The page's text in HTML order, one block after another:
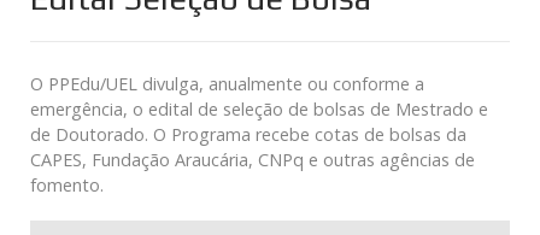
O PPEdu/UEL divulga, anualmente ou conforme a
emergência, o edital de seleção de bolsas de Mestrado e
de Doutorado. O Programa recebe cotas de bolsas da
CAPES, Fundação Araucária, CNPq e outras agências de
fomento.